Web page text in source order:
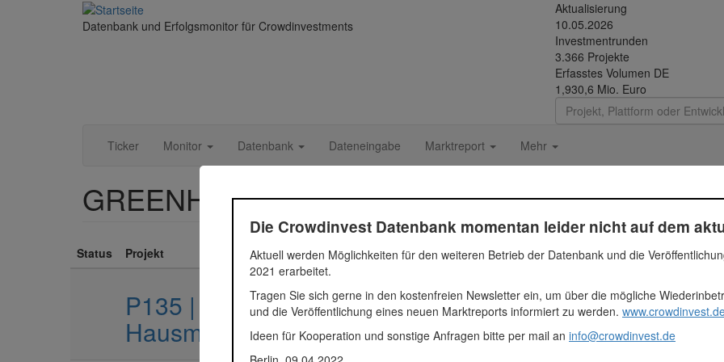
Datenbank und Erfolgsmonitor für Crowdinvestments
Aktualisierung
10.05.2026
Investmentrunden
3.366 Projekte
Erfasstes Volumen DE
1,930,6 Mio. Euro
Ticker Monitor Datenbank Dateneingabe Marktreport Mehr
GREENHOUSE Gruppe
Status Projekt
P135 | GREENHOUSE: Wohnanlage
Hausmannstätten
Die Crowdinvest Datenbank momentan leider nicht auf dem
Aktuell werden Möglichkeiten für den weiteren Betrieb der Datenbank und die
2021 erarbeitet.
Tragen Sie sich gerne in den kostenfreien Newsletter ein, um über die mögliche
und die Veröffentlichung eines neuen Marktreports informiert zu werden.
Ideen für Kooperation und sonstige Anfragen bitte per mail an info@crowdinvest.de